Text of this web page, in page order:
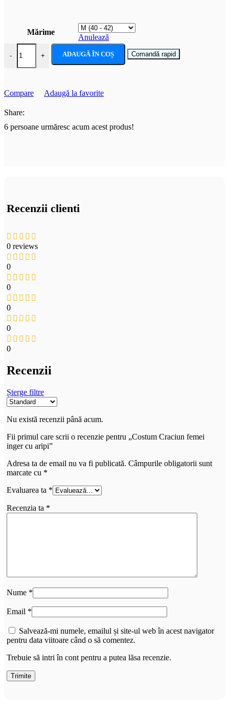
Mărime
Anulează
-
Cantitate Costum Craciun femei inger cu aripi
+ ADAUGĂ ÎN COȘ Comandă rapid
Compare Adaugă la favorite
Share:
6 persoane urmăresc acum acest produs!
Recenzii clienti
0 reviews
0
0
0
0
0
Recenzii
Șterge filtre
Nu există recenzii până acum.
Fii primul care scrii o recenzie pentru „Costum Craciun femei
inger cu aripi”
Adresa ta de email nu va fi publicată. Câmpurile obligatorii sunt
marcate cu *
Evaluarea ta *
Recenzia ta *
Nume *
Email *
Salvează-mi numele, emailul și site-ul web în acest navigator
pentru data viitoare când o să comentez.
Trebuie să intri în cont pentru a putea lăsa recenzie.